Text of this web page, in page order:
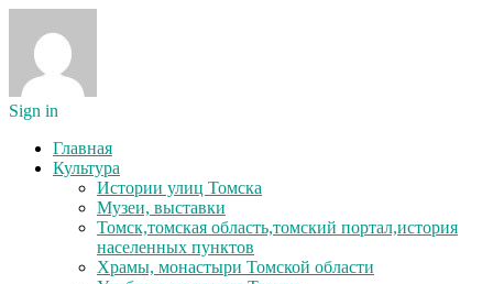
Sign in
Главная
Культура
Истории улиц Томска
Музеи, выставки
Томск,томская область,томский портал,история
населенных пунктов
Храмы, монастыри Томской области